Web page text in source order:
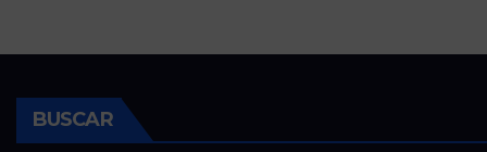
BUSCAR